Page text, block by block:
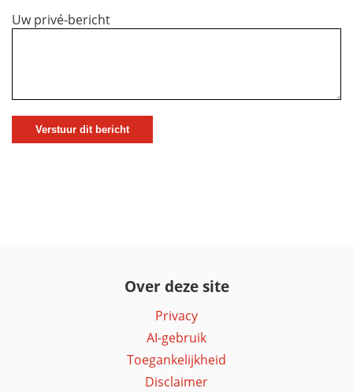
Uw privé-bericht
Over deze site
Privacy
AI-gebruik
Toegankelijkheid
Disclaimer